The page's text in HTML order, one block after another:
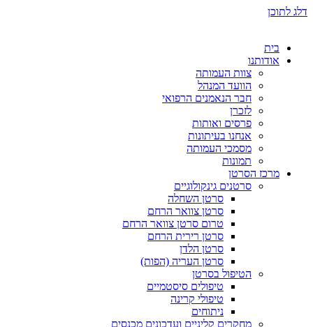
דלג לתוכן
בית
אודותנו
צוות העמותה
הוועד המנהל
חבר הנאמנים הרפואי
לזכרן
פרסים ואותות
אנחנו בעיתונות
מסמכי העמותה
תמונות
מרכז הסרטן
סרטנים גינקולוגיים
סרטן השחלה
סרטן צוואר הרחם
טרום סרטן צוואר הרחם
סרטן רירית הרחם
סרטן הלדן
סרטן העריה (הפות)
הטיפול בסרטן
טיפולים סיסטמיים
טיפולי קרינה
ניתוחים
מחקרים קליניים ועדכונים מכנסים